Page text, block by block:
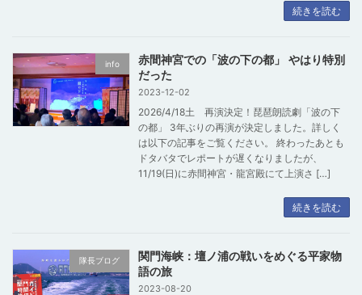
続きを読む
info
赤間神宮での「波の下の都」 やはり特別
だった
2023-12-02
2026/4/18土 再演決定！琵琶朗読劇「波の下
の都」 3年ぶりの再演が決定しました。詳しく
は以下の記事をご覧ください。 終わったあとも
ドタバタでレポートが遅くなりましたが、
11/19(日)に赤間神宮・龍宮殿にて上演さ […]
続きを読む
隊長ブログ
関門海峡：壇ノ浦の戦いをめぐる平家物
語の旅
2023-08-20